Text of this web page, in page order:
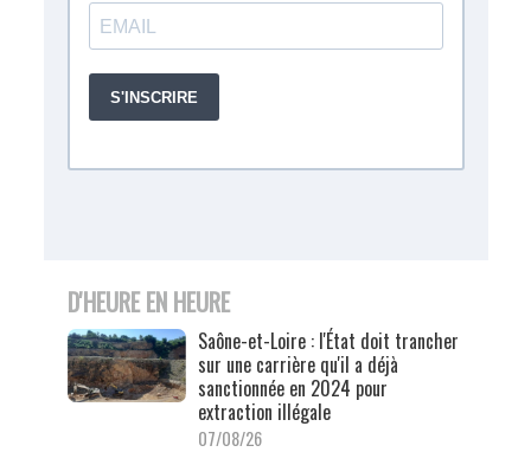
D'HEURE EN HEURE
Saône-et-Loire : l'État doit trancher
sur une carrière qu'il a déjà
sanctionnée en 2024 pour
extraction illégale
07/08/26